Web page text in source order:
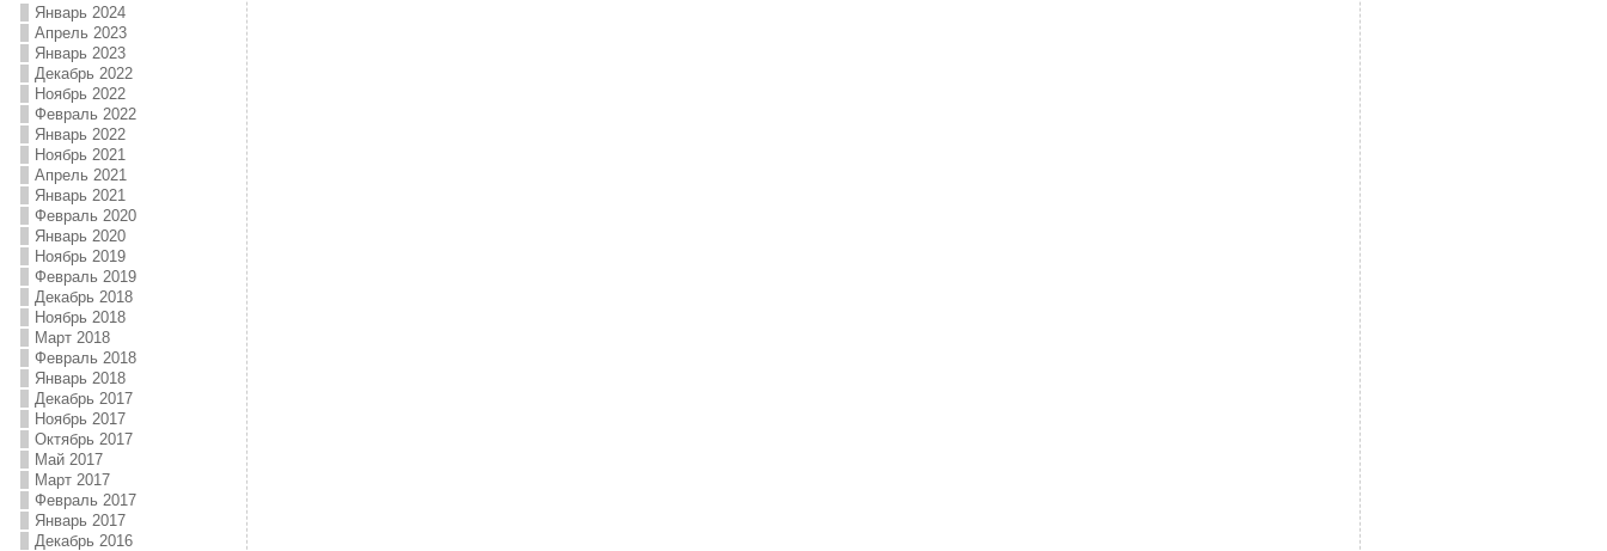
Январь 2024
Апрель 2023
Январь 2023
Декабрь 2022
Ноябрь 2022
Февраль 2022
Январь 2022
Ноябрь 2021
Апрель 2021
Январь 2021
Февраль 2020
Январь 2020
Ноябрь 2019
Февраль 2019
Декабрь 2018
Ноябрь 2018
Март 2018
Февраль 2018
Январь 2018
Декабрь 2017
Ноябрь 2017
Октябрь 2017
Май 2017
Март 2017
Февраль 2017
Январь 2017
Декабрь 2016